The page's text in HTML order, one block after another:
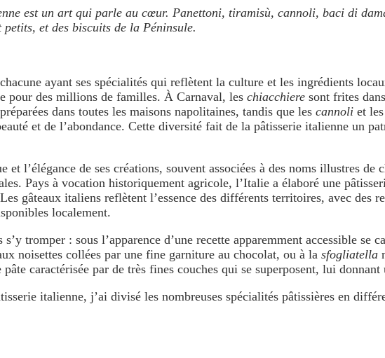
est un art qui parle au cœur. Panettoni, tiramisù, cannoli, baci di
et des biscuits de la Péninsule.
ayant ses spécialités qui reflètent la culture et les ingrédients
pour des millions de familles. À Carnaval, les chiacchiere sont frites
dans toutes les maisons napolitaines, tandis que les cannoli et les
et de l’abondance. Cette diversité fait de la pâtisserie italienne un
l’élégance de ses créations, souvent associées à des noms illustres de
Pays à vocation historiquement agricole, l’Italie a élaboré une
gâteaux italiens reflètent l’essence des différents territoires, avec des
localement.
tromper : sous l’apparence d’une recette apparemment accessible se
noisettes collées par une fine garniture au chocolat, ou à la sfogliatella
caractérisée par de très fines couches qui se superposent, lui
italienne, j’ai divisé les nombreuses spécialités pâtissières en